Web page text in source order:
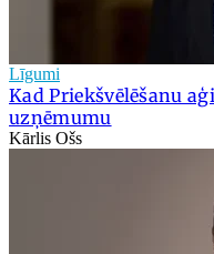
Līgumi
Kad Priekšvēlēšanu
uzņēmumu
Kārlis Ošs